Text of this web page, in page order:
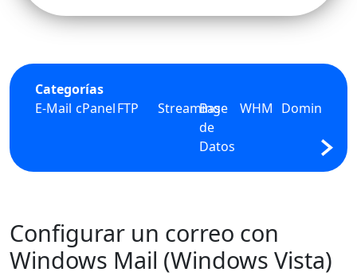
Categorías
E-Mail cPanelFTP Streaming
Base
de
Datos
WHM Dominios
Configurar un correo con
Windows Mail (Windows Vista)